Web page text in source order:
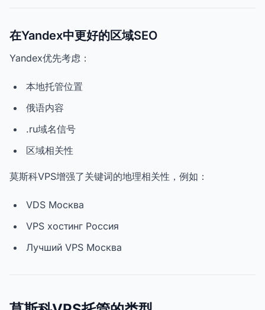
在Yandex中更好的区域SEO
Yandex优先考虑：
本地托管位置
俄语内容
.ru域名信号
区域相关性
莫斯科VPS增强了关键词的地理相关性，例如：
VDS Москва
VPS хостинг Россия
Лучший VPS Москва